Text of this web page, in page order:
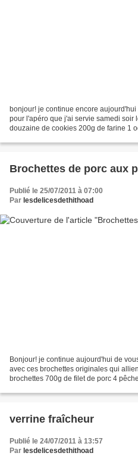
bonjour! je continue encore
pour l'apéro que j'ai servie samedi soir
douzaine de cookies 200g de farine 1
Brochettes de porc aux
Publié le 25/07/2011 à 07:00
Par lesdelicesdethithoad
Bonjour! je continue aujourd'hui de
avec ces brochettes originales qui
brochettes 700g de filet de porc 4
verrine fraîcheur
Publié le 24/07/2011 à 13:57
Par lesdelicesdethithoad